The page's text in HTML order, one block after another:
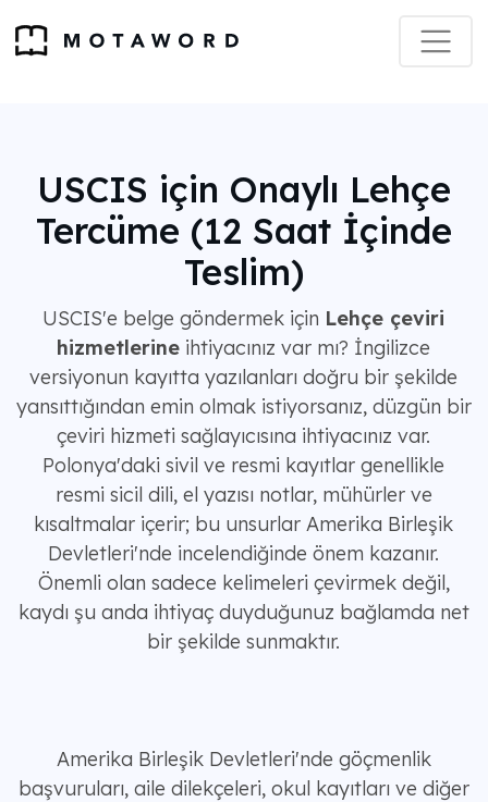
USCIS için Onaylı Lehçe
Tercüme (12 Saat İçinde
Teslim)
USCIS'e belge göndermek için Lehçe çeviri
hizmetlerine ihtiyacınız var mı? İngilizce
versiyonun kayıtta yazılanları doğru bir şekilde
yansıttığından emin olmak istiyorsanız, düzgün bir
çeviri hizmeti sağlayıcısına ihtiyacınız var.
Polonya'daki sivil ve resmi kayıtlar genellikle
resmi sicil dili, el yazısı notlar, mühürler ve
kısaltmalar içerir; bu unsurlar Amerika Birleşik
Devletleri'nde incelendiğinde önem kazanır.
Önemli olan sadece kelimeleri çevirmek değil,
kaydı şu anda ihtiyaç duyduğunuz bağlamda net
bir şekilde sunmaktır.
Amerika Birleşik Devletleri'nde göçmenlik
başvuruları, aile dilekçeleri, okul kayıtları ve diğer